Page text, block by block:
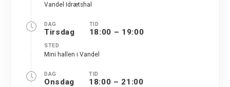
Vandel Idrætshal
DAG
Tirsdag
TID
18:00 – 19:00
STED
Mini hallen i Vandel
DAG
Onsdag
TID
18:00 – 21:00